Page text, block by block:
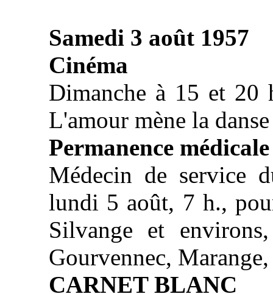
Samedi 3 août 1957
Cinéma
Dimanche à 15 et
L'amour mène la
Permanence médicale
Médecin de service
lundi 5 août, 7 h.,
Silvange et
Gourvennec,
CARNET BLANC